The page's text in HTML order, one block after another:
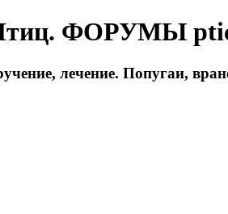
ФОРУМЫ
лечение. Попугаи,